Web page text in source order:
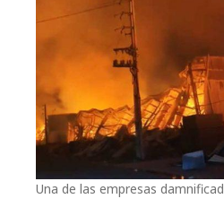
Una de las empresas